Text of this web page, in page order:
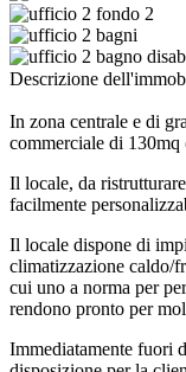
Descrizione
In zona centrale e di
commerciale di 130mq
Il locale, da
facilmente
Il locale dispone di
climatizzazione caldo/
cui uno a norma per
rendono pronto per
Immediatamente fuori